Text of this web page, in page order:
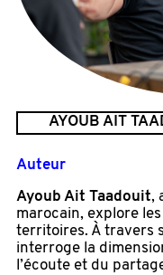
AYOUB AIT
Auteur
Ayoub Ait Taadouit,
marocain, explore
territoires. À travers
interroge la
l’écoute et du